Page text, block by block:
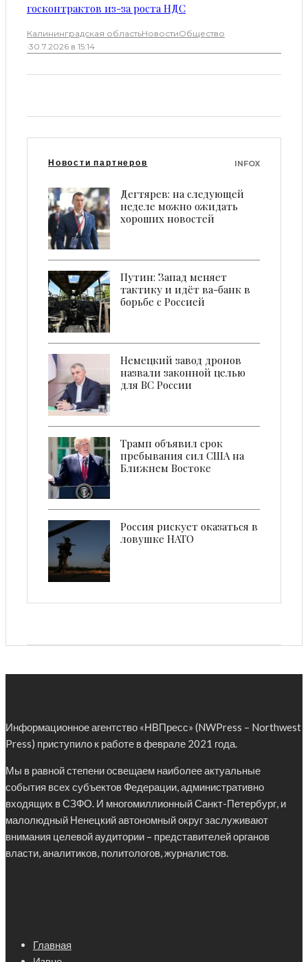
госконтрактов из-за роста НДС
Калининградская областьНовостиОбщество
·30.7.2026 в 15:14
Новости партнеров INFOX
Дегтярев: на следующей
неделе можно ожидать
хороших новостей
Путин: Запад меняет
тактику и идёт ва-банк в
борьбе с Россией
Немецкий завод дронов
назвали законной целью
для ВС России
Трамп объявил срок
пребывания сил США на
Ближнем Востоке
Россия рискует оказаться в
ловушке НАТО
Информационное агентство «НВПресс» (NWPress – Northwest
Press) приступило к работе в феврале 2021 года.
Мы в равной степени освещаем наиболее актуальные
события всех субъектов Федерации, административно
входящих в СЗФО. И многомиллионный Санкт-Петербург, и
малолюдный Ненецкий автономный округ заслуживают
внимания целевой аудитории – представителей органов
власти, аналитиков, политологов, журналистов.
Главная